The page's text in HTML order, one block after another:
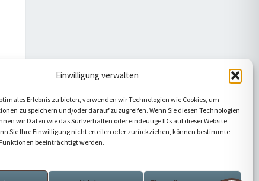
Einwilligung verwalten
Erlebnis zu bieten, verwenden wir Technologien wie Cookies, um
zu speichern und/oder darauf zuzugreifen. Wenn Sie diesen Technologien
wir Daten wie das Surfverhalten oder eindeutige IDs auf dieser Website
Sie Ihre Einwilligung nicht erteilen oder zurückziehen, können bestimmte
beeinträchtigt werden.